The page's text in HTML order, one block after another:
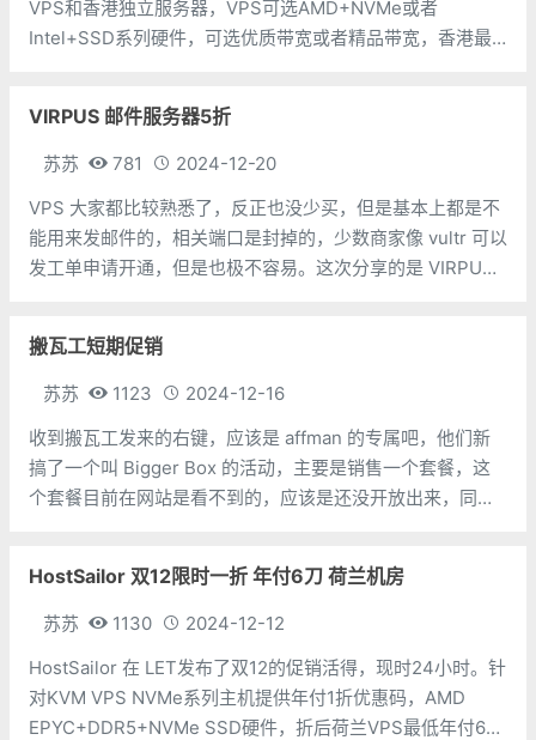
VPS和香港独立服务器，VPS可选AMD+NVMe或者
Intel+SSD系列硬件，可选优质带宽或者精品带宽，香港最
最低月付199元起。
VIRPUS 邮件服务器5折
苏苏 781
2024-12-20
VPS 大家都比较熟悉了，反正也没少买，但是基本上都是不
能用来发邮件的，相关端口是封掉的，少数商家像 vultr 可以
发工单申请开通，但是也极不容易。这次分享的是 VIRPUS
VPS，只是没有
搬瓦工短期促销
苏苏 1123
2024-12-16
收到搬瓦工发来的右键，应该是 affman 的专属吧，他们新
搞了一个叫 Bigger Box 的活动，主要是销售一个套餐，这
个套餐目前在网站是看不到的，应该是还没开放出来，同时
HostSailor 双12限时一折 年付6刀 荷兰机房
苏苏 1130
2024-12-12
HostSailor 在 LET发布了双12的促销活得，现时24小时。针
对KVM VPS NVMe系列主机提供年付1折优惠码，AMD
EPYC+DDR5+NVMe SSD硬件，折后荷兰VPS最低年付6美